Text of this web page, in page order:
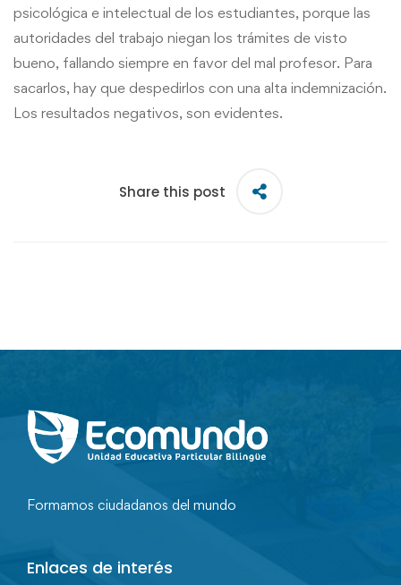
psicológica e intelectual de los estudiantes, porque las
autoridades del trabajo niegan los trámites de visto
bueno, fallando siempre en favor del mal profesor. Para
sacarlos, hay que despedirlos con una alta indemnización.
Los resultados negativos, son evidentes.
Share this post
Formamos ciudadanos del mundo
Enlaces de interés